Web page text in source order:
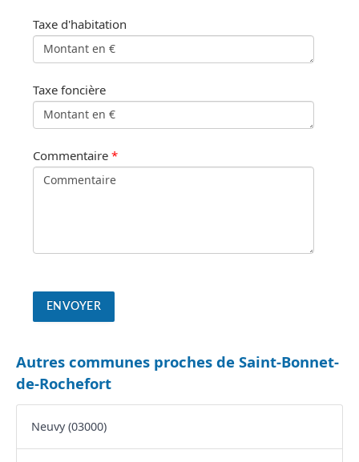
Taxe d'habitation
Taxe foncière
Commentaire *
Autres communes proches de Saint-Bonnet-
de-Rochefort
Neuvy (03000)